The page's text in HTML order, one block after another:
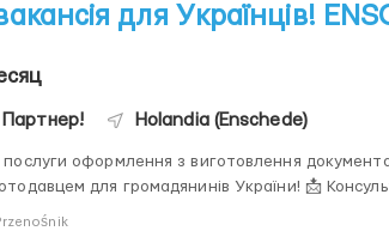
для Українців!
Партнер! Holandia (Enschede)
послуги оформлення з виготовлення
громадянинів України! 📩 Консультація онлайн для